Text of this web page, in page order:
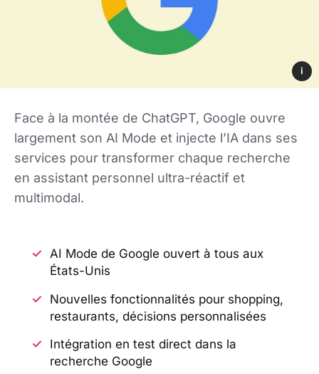
i
Face à la montée de ChatGPT, Google ouvre
largement son AI Mode et injecte l’IA dans ses
services pour transformer chaque recherche
en assistant personnel ultra-réactif et
multimodal.
AI Mode de Google ouvert à tous aux
États-Unis
Nouvelles fonctionnalités pour shopping,
restaurants, décisions personnalisées
Intégration en test direct dans la
recherche Google